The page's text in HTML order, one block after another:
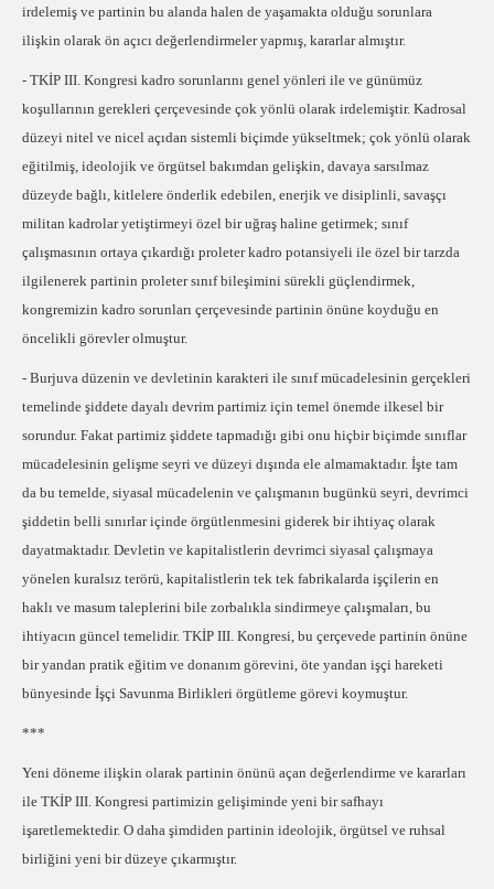
irdelemiş ve partinin bu alanda halen de yaşamakta olduğu sorunlara
ilişkin olarak ön açıcı değerlendirmeler yapmış, kararlar almıştır.
- TKİP III. Kongresi kadro sorunlarını genel yönleri ile ve günümüz
koşullarının gerekleri çerçevesinde çok yönlü olarak irdelemiştir. Kadrosal
düzeyi nitel ve nicel açıdan sistemli biçimde yükseltmek; çok yönlü olarak
eğitilmiş, ideolojik ve örgütsel bakımdan gelişkin, davaya sarsılmaz
düzeyde bağlı, kitlelere önderlik edebilen, enerjik ve disiplinli, savaşçı
militan kadrolar yetiştirmeyi özel bir uğraş haline getirmek; sınıf
çalışmasının ortaya çıkardığı proleter kadro potansiyeli ile özel bir tarzda
ilgilenerek partinin proleter sınıf bileşimini sürekli güçlendirmek,
kongremizin kadro sorunları çerçevesinde partinin önüne koyduğu en
öncelikli görevler olmuştur.
- Burjuva düzenin ve devletinin karakteri ile sınıf mücadelesinin gerçekleri
temelinde şiddete dayalı devrim partimiz için temel önemde ilkesel bir
sorundur. Fakat partimiz şiddete tapmadığı gibi onu hiçbir biçimde sınıflar
mücadelesinin gelişme seyri ve düzeyi dışında ele almamaktadır. İşte tam
da bu temelde, siyasal mücadelenin ve çalışmanın bugünkü seyri, devrimci
şiddetin belli sınırlar içinde örgütlenmesini giderek bir ihtiyaç olarak
dayatmaktadır. Devletin ve kapitalistlerin devrimci siyasal çalışmaya
yönelen kuralsız terörü, kapitalistlerin tek tek fabrikalarda işçilerin en
haklı ve masum taleplerini bile zorbalıkla sindirmeye çalışmaları, bu
ihtiyacın güncel temelidir. TKİP III. Kongresi, bu çerçevede partinin önüne
bir yandan pratik eğitim ve donanım görevini, öte yandan işçi hareketi
bünyesinde İşçi Savunma Birlikleri örgütleme görevi koymuştur.
***
Yeni döneme ilişkin olarak partinin önünü açan değerlendirme ve kararları
ile TKİP III. Kongresi partimizin gelişiminde yeni bir safhayı
işaretlemektedir. O daha şimdiden partinin ideolojik, örgütsel ve ruhsal
birliğini yeni bir düzeye çıkarmıştır.